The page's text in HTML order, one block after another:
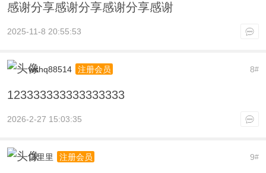
感谢分享感谢分享感谢分享感谢
2025-11-8 20:55:53
8#
wshq88514 注册会员
123333333333333333
2026-2-27 15:03:35
9#
口里里 注册会员